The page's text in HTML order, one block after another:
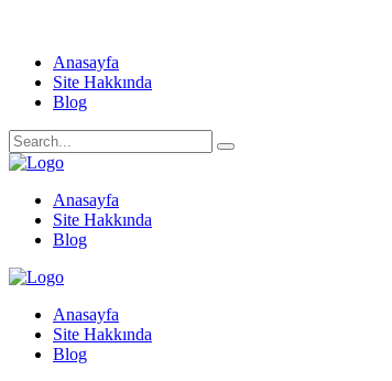
Anasayfa
Site Hakkında
Blog
Anasayfa
Site Hakkında
Blog
Anasayfa
Site Hakkında
Blog